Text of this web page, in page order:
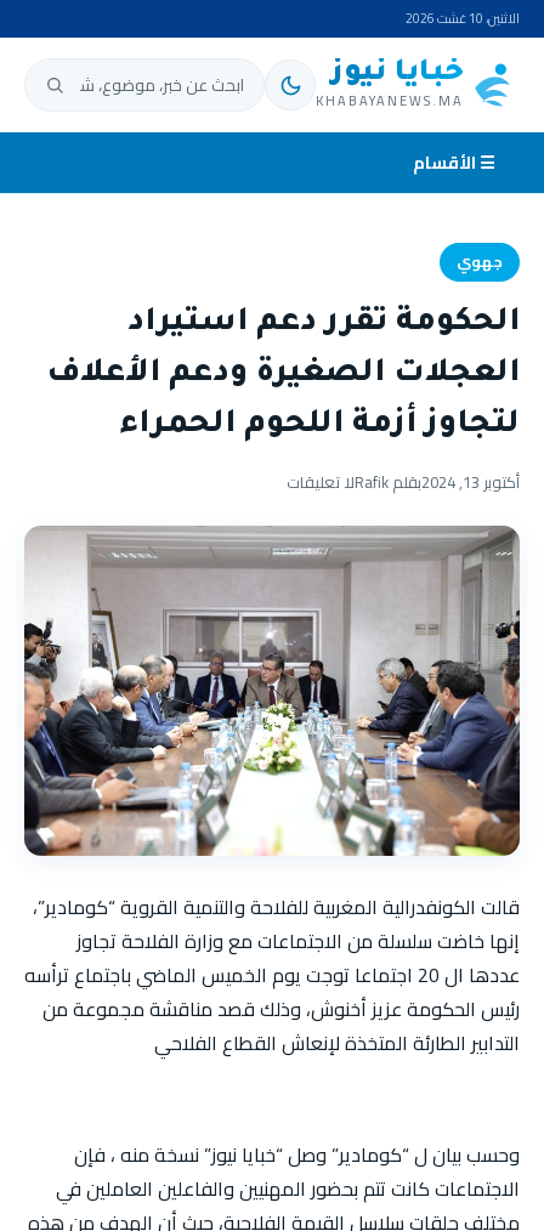
الاثنين، 10 غشت 2026
خبايا نيوز
KHABAYANEWS.MA ابحث عن:
☰ الأقسام
جهوي
الحكومة تقرر دعم استيراد
العجلات الصغيرة ودعم الأعلاف
لتجاوز أزمة اللحوم الحمراء
أكتوبر 13, 2024 بقلم Rafik لا تعليقات
قالت الكونفدرالية المغربية للفلاحة والتنمية القروية “كومادير”،
إنها خاضت سلسلة من الاجتماعات مع وزارة الفلاحة تجاوز
عددها ال 20 اجتماعا توجت يوم الخميس الماضي باجتماع ترأسه
رئيس الحكومة عزيز أخنوش، وذلك قصد مناقشة مجموعة من
التدابير الطارئة المتخذة لإنعاش القطاع الفلاحي
وحسب بيان ل “كومادير” وصل “خبايا نيوز” نسخة منه ، فإن
الاجتماعات كانت تتم بحضور المهنيين والفاعلين العاملين في
مختلف حلقات سلاسل القيمة الفلاحية، حيث أن الهدف من هذه